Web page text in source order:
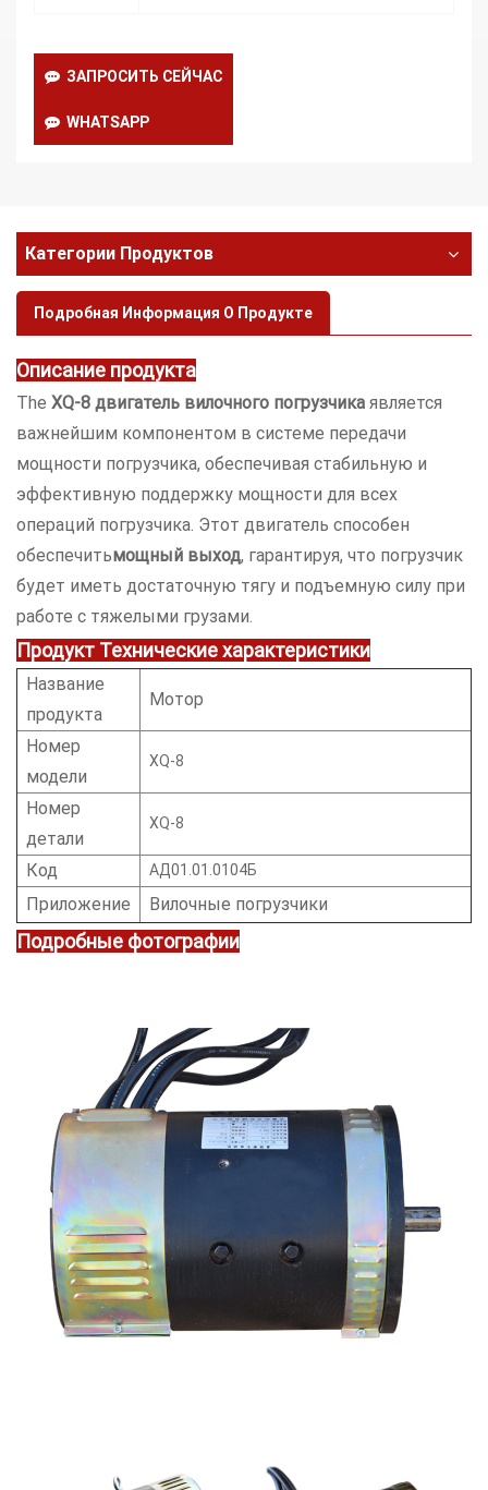
ЗАПРОСИТЬ СЕЙЧАС
WHATSAPP
Категории Продуктов
Подробная Информация О Продукте
Описание продукта
The XQ-8 двигатель вилочного погрузчика является
важнейшим компонентом в системе передачи
мощности погрузчика, обеспечивая стабильную и
эффективную поддержку мощности для всех
операций погрузчика. Этот двигатель способен
обеспечитьмощный выход, гарантируя, что погрузчик
будет иметь достаточную тягу и подъемную силу при
работе с тяжелыми грузами.
Продукт Технические характеристики
Название
продукта
Мотор
Номер
модели
XQ-8
Номер
детали
XQ-8
Код АД01.01.0104Б
Приложение Вилочные погрузчики
Подробные фотографии